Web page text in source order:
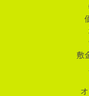
敷